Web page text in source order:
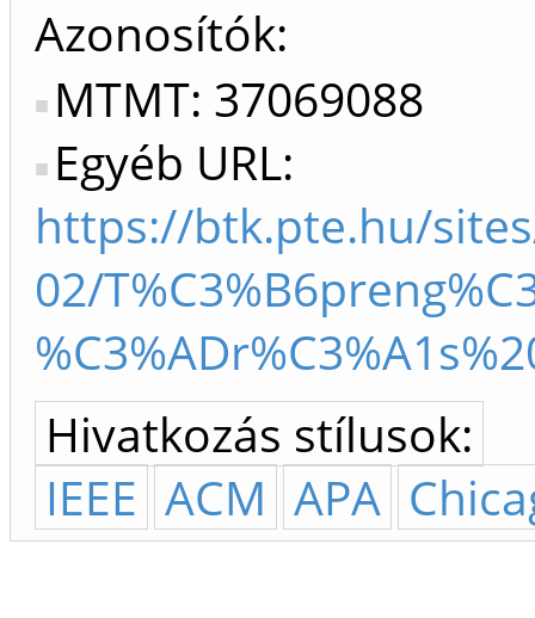
Azonosítók
MTMT: 37069088
Egyéb URL:
https://btk.pte.hu/
02/
Hivatkozás stílusok:
IEEE ACM APA